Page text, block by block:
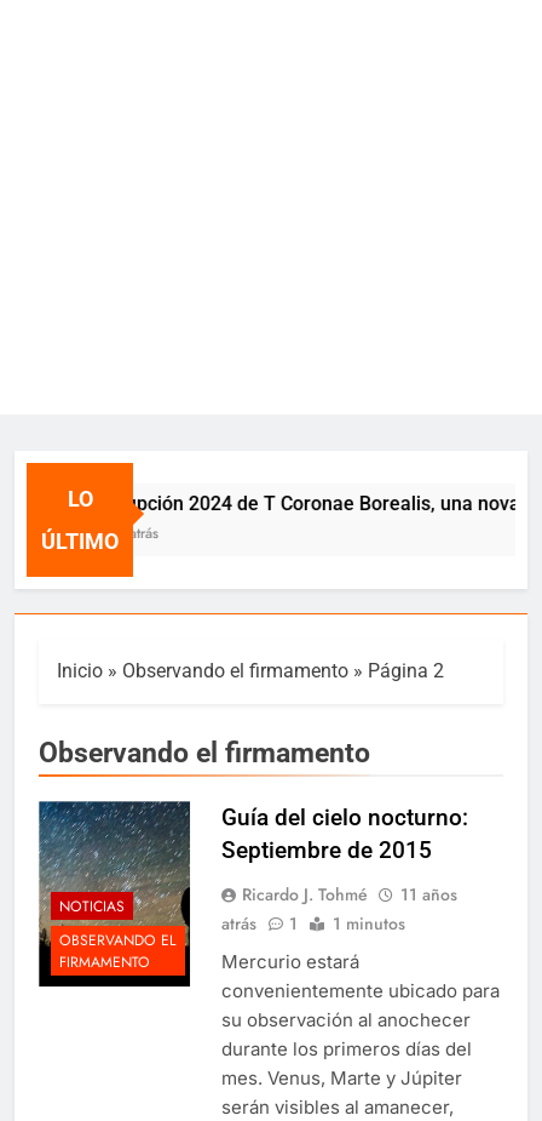
LO
ÚLTIMO
La erupción 2024 de T Coronae Borealis, una nova
2 años atrás
Inicio » Observando el firmamento » Página 2
Observando el firmamento
NOTICIAS
OBSERVANDO EL
FIRMAMENTO
Guía del cielo nocturno:
Septiembre de 2015
Ricardo J. Tohmé
11 años
atrás
1 1 minutos
Mercurio estará
convenientemente ubicado para
su observación al anochecer
durante los primeros días del
mes. Venus, Marte y Júpiter
serán visibles al amanecer,